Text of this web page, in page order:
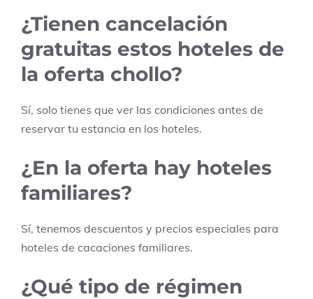
¿Tienen cancelación
gratuitas estos hoteles de
la oferta chollo?
Sí, solo tienes que ver las condiciones antes de
reservar tu estancia en los hoteles.
¿En la oferta hay hoteles
familiares?
Sí, tenemos descuentos y precios especiales para
hoteles de cacaciones familiares.
¿Qué tipo de régimen